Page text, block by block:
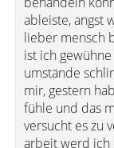
ableiste, angst
lieber mensch
ist ich
umstände
mir, gestern
fühle und das
versucht es zu
arbeit werd ich